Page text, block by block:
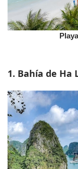
1. Bahía de Ha